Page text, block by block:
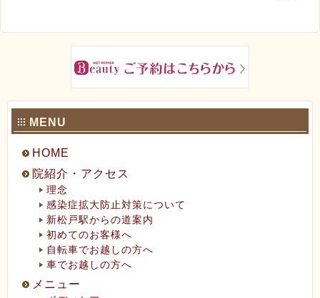
MENU
HOME
院紹介・アクセス
理念
感染症拡大防止対策について
新松戸駅からの道案内
初めてのお客様へ
自転車でお越しの方へ
車でお越しの方へ
メニュー